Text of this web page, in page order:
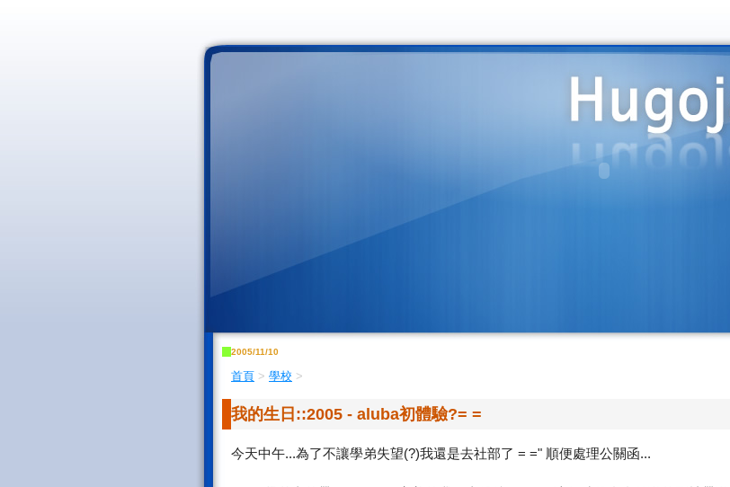
2005/11/10
首頁 > 學校 >
我的生日::2005 - aluba初體驗?= =
今天中午...為了不讓學弟失望(?)我還是去社部了 = =" 順便處理公關函...